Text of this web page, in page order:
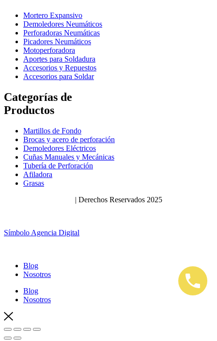
Mortero Expansivo
Demoledores Neumáticos
Perforadoras Neumáticas
Picadores Neumáticos
Motoperforadora
Aportes para Soldadura
Accesorios y Repuestos
Accesorios para Soldar
Categorías de
Productos
Martillos de Fondo
Brocas y acero de perforación
Demoledores Eléctricos
Cuñas Manuales y Mecánicas
Tubería de Perforación
Afiladora
Grasas
| Derechos Reservados 2025
Símbolo Agencia Digital
Blog
Nosotros
Blog
Nosotros